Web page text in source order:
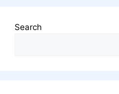
Search